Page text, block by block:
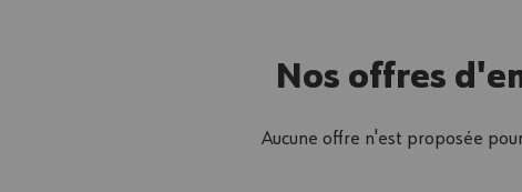
Nos offres
Aucune offre n'est proposée